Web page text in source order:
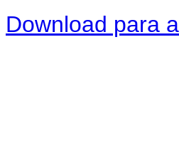
Download para